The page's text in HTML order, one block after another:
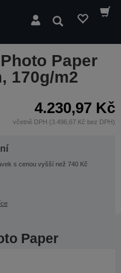
Hledat
Paper
170g/m2
4.230,97 Kč
včetně DPH (3.496,67 Kč bez DPH)
s cenou vyšší než 740 Kč
Paper